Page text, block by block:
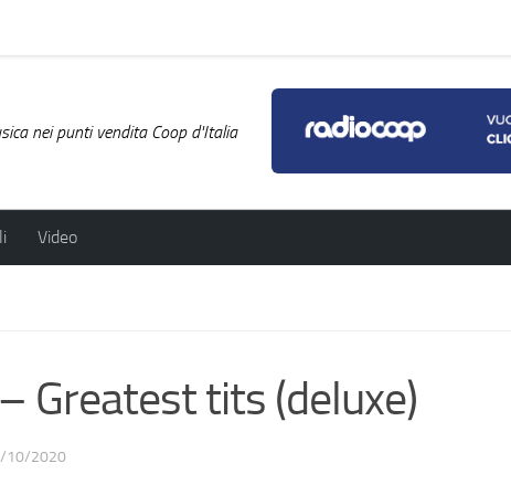
nei punti vendita Coop d'Italia
Video
Greatest tits (deluxe)
10/2020